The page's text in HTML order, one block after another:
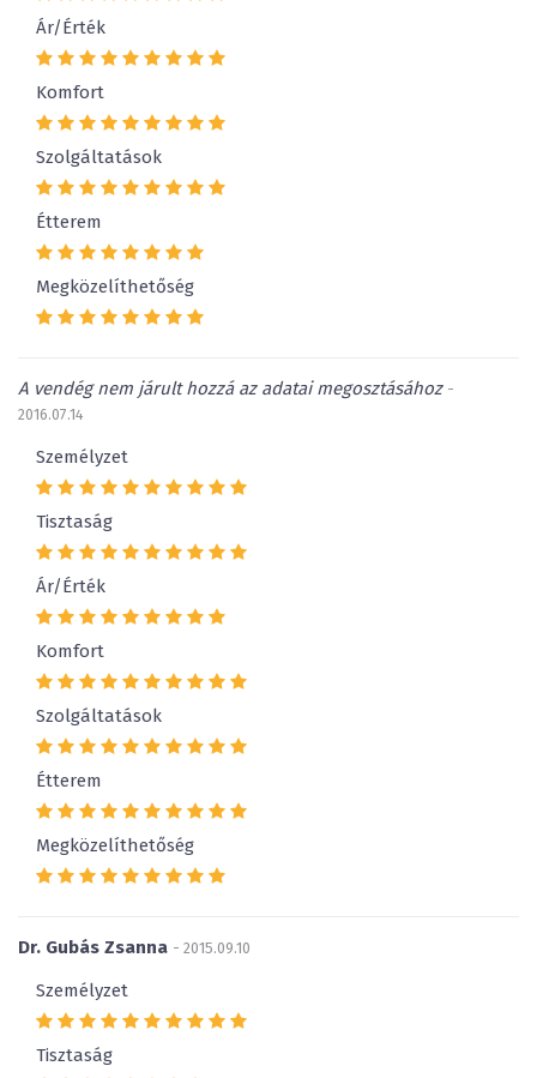
Ár/Érték
Komfort
Szolgáltatások
Étterem
Megközelíthetőség
A vendég nem járult hozzá az adatai megosztásához -
2016.07.14
Személyzet
Tisztaság
Ár/Érték
Komfort
Szolgáltatások
Étterem
Megközelíthetőség
Dr. Gubás Zsanna - 2015.09.10
Személyzet
Tisztaság